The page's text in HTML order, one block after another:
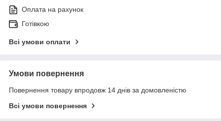
Оплата на рахунок
Готівкою
Всі умови оплати
Умови повернення
Повернення товару впродовж 14 днів за домовленістю
Всі умови повернення